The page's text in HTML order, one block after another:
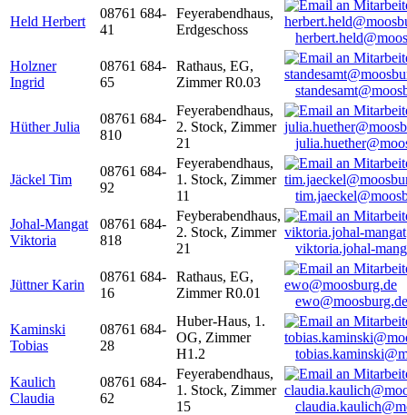
Held Herbert
08761 684-
41
Feyerabendhaus,
Erdgeschoss
Holzner
Ingrid
08761 684-
65
Rathaus, EG,
Zimmer R0.03
Hüther Julia
08761 684-
810
Feyerabendhaus,
2. Stock, Zimmer
21
Jäckel Tim
08761 684-
92
Feyerabendhaus,
1. Stock, Zimmer
11
Johal-Mangat
Viktoria
08761 684-
818
Feyberabendhaus,
2. Stock, Zimmer
21
viktoria.johal-
Jüttner Karin
08761 684-
16
Rathaus, EG,
Zimmer R0.01
ewo@moosburg.de
Kaminski
Tobias
08761 684-
28
Huber-Haus, 1.
OG, Zimmer
H1.2
Kaulich
Claudia
08761 684-
62
Feyerabendhaus,
1. Stock, Zimmer
15